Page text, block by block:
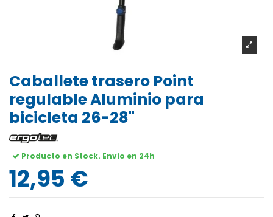
Caballete trasero Point
regulable Aluminio para
bicicleta 26-28"
Producto en Stock. Envío en 24h
12,95 €